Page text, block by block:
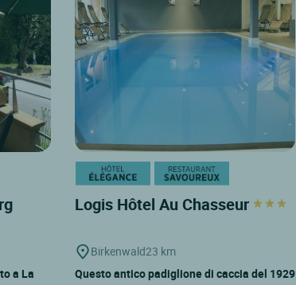
a La
Logis Hôtel Au Chasseur
Birkenwald23 km
Questo antico padiglione di caccia del 1929